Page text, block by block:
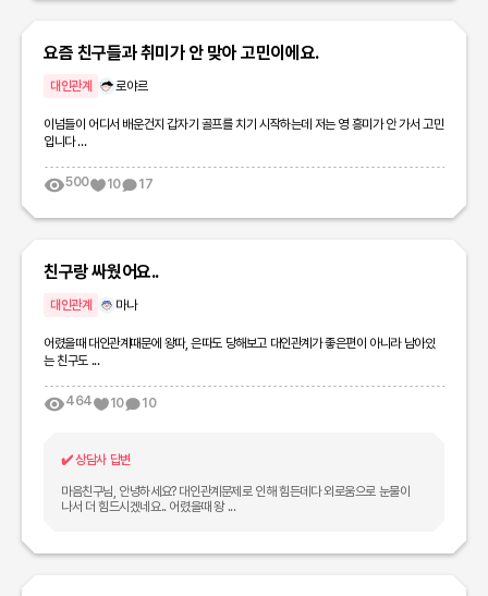
요즘 친구들과 취미가 안 맞아 고민이에요.
대인관계 로야르
이넘들이 어디서 배운건지 갑자기 골프를 치기 시작하는데 저는 영 흥미가 안 가서 고민
입니다 ...
500 10 17
친구랑 싸웠어요..
대인관계 마나
어렸을때 대인관계때문에 왕따, 은따도 당해보고 대인관계가 좋은편이 아니라 남아있
는 친구도 ...
464 10 10
✔️상담사 답변
마음친구님, 안녕하세요? 대인관계문제로 인해 힘든데다 외로움으로 눈물이
나서 더 힘드시겠네요.. 어렸을때 왕 ...